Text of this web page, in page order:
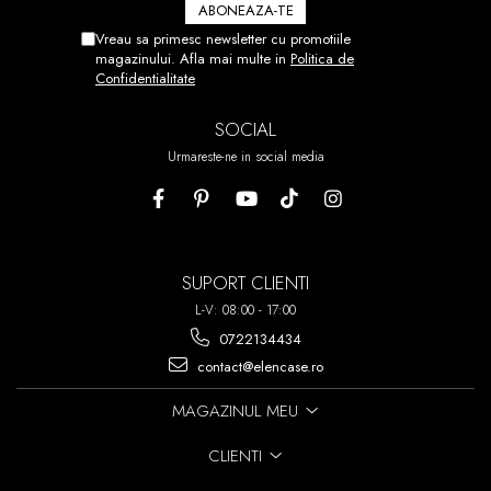
NU V-A IESIT DIN PRIMA PUTETI
DEZLIPI FOLIA SI SA O
REPOZITIONATI.
ACEST PROCES POATE FI
REPETAT DE PANA LA 7 ORI!
Vreau sa primesc newsletter cu promotiile
magazinului. Afla mai multe in Politica de
Confidentialitate
SOCIAL
Urmareste-ne in social media
SUPORT CLIENTI
L-V: 08:00 - 17:00
0722134434
contact@elencase.ro
MAGAZINUL MEU
CLIENTI